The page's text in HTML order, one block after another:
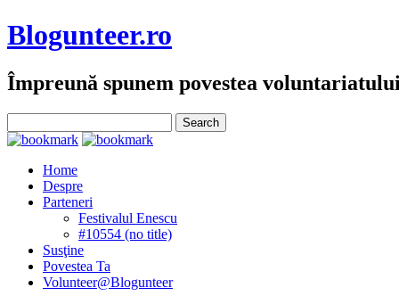
Blogunteer.ro
Împreună spunem povestea
Home
Despre
Parteneri
Festivalul Enescu
#10554 (no title)
Susţine
Povestea Ta
Volunteer@Blogunteer